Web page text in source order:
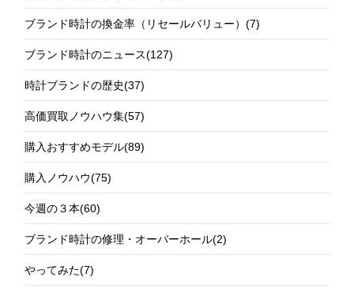
ブランド時計の換金率（リセールバリュー）(7)
ブランド時計のニュース(127)
時計ブランドの歴史(37)
高価買取ノウハウ集(57)
購入おすすめモデル(89)
購入ノウハウ(75)
今週の３本(60)
ブランド時計の修理・オーバーホール(2)
やってみた(7)